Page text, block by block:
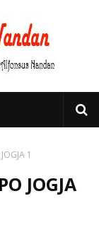
1
JOGJA